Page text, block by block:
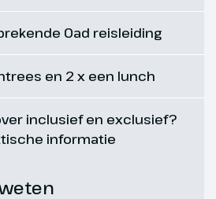
naar São Miguel,
Delgada
ontbijt vliegen we van
naar São Miguel. Bij
in São Miguel worden
In de middag
Oad reisleiding
en 2 x een lunch
inclusief en exclusief?
informatie